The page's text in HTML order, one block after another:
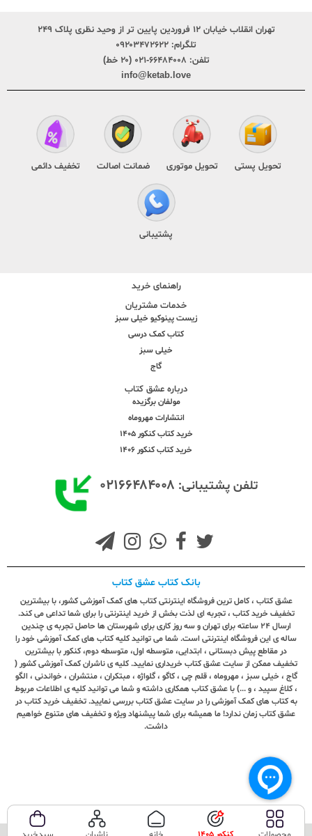
تهران انقلاب خیابان ۱۲ فروردین پایین تر از وحید نظری پلاک ۲۴۹
تلگرام: ۰۹۲۰۳۴۷۲۶۲۲
تلفن: ۶۶۴۸۴۰۰۸-۰۲۱ (۲۰ خط)
info@ketab.love
تحویل پستی تحویل موتوری ضمانت اصالت تخفیف دائمی
پشتیبانی
راهنمای خرید
خدمات مشتریان
زیست پینوکیو خیلی سبز
کتاب کمک درسی
خیلی سبز
گاج
درباره عشق کتاب
مولفان برگزیده
انتشارات مهروماه
خرید کتاب کنکور 1405
خرید کتاب کنکور 1406
تلفن پشتیبانی: ۰۲۱۶۶۴۸۴۰۰۸
بانک کتاب عشق کتاب
عشق کتاب ، کامل ترین فروشگاه اینترنتی کتاب های کمک آموزشی کشور، با بیشترین
تخفیف خرید کتاب ، تجربه ای لذت بخش از خرید اینترنتی را برای شما تداعی می کند.
ارسال ٢٤ ساعته برای تهران و سه روز کاری برای شهرستان ها حاصل تجربه ی چندین
ساله ی این فروشگاه اینترنتی است. شما می توانید کلیه کتاب های کمک آموزشی خود را
در مقاطع پیش دبستانی ، ابتدایی، متوسطه اول، متوسطه دوم، کنکور با بیشترین
تخفیف ممکن از سایت عشق کتاب خریداری نمایید. کلیه ی ناشران کمک آموزشی کشور (
گاج ، خیلی سبز ، مهروماه ، قلم چی ، کاگو ، گلواژه ، مبتکران ، منتشران ، خواندنی ، الگو
، کلاغ سپید ، و ...) با عشق کتاب همکاری داشته و شما می توانید کلیه ی اطلاعات مربوط
به کتاب های کمک آموزشی را در سایت عشق کتاب بررسی نمایید. تخفیف خرید کتاب در
عشق کتاب زمان ندارد! ما همیشه برای شما پیشنهاد ویژه و تخفیف های متنوع خواهیم
داشت.